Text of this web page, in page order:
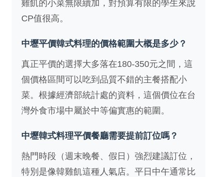
雞飢的小菜無限續加，對預算有限的學生來說
CP值很高。
中壢平價韓式料理的價格範圍大概是多少？
真正平價的選擇大多落在180-350元之間，這
個價格區間可以吃到品質不錯的主餐搭配小
菜。根據經濟部統計處的資料，這個價位在台
灣外食市場中屬於中等偏實惠的範圍。
中壢韓式料理平價餐廳需要提前訂位嗎？
熱門時段（週末晚餐、假日）強烈建議訂位，
特別是像韓雞飢這種人氣店。平日中午通常比